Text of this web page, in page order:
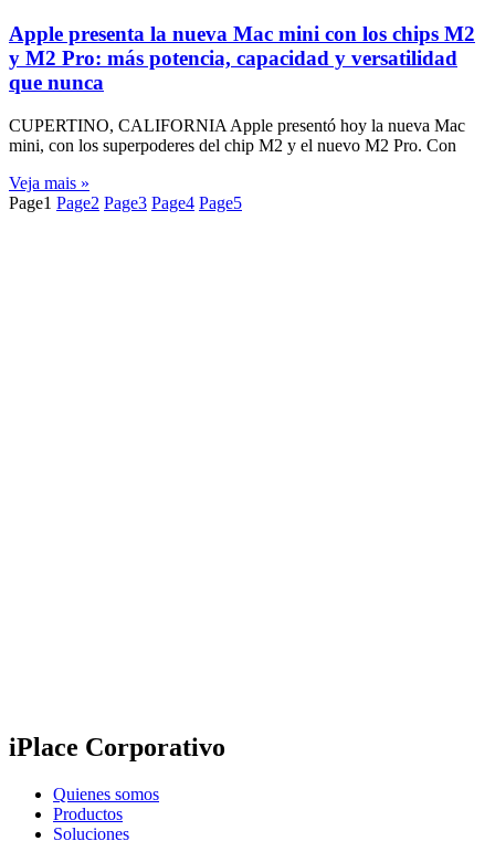
Apple presenta la nueva Mac mini con los chips M2
y M2 Pro: más potencia, capacidad y versatilidad
que nunca
CUPERTINO, CALIFORNIA Apple presentó hoy la nueva Mac
mini, con los superpoderes del chip M2 y el nuevo M2 Pro. Con
Veja mais »
Page1 Page2 Page3 Page4 Page5
iPlace Corporativo
Quienes somos
Productos
Soluciones